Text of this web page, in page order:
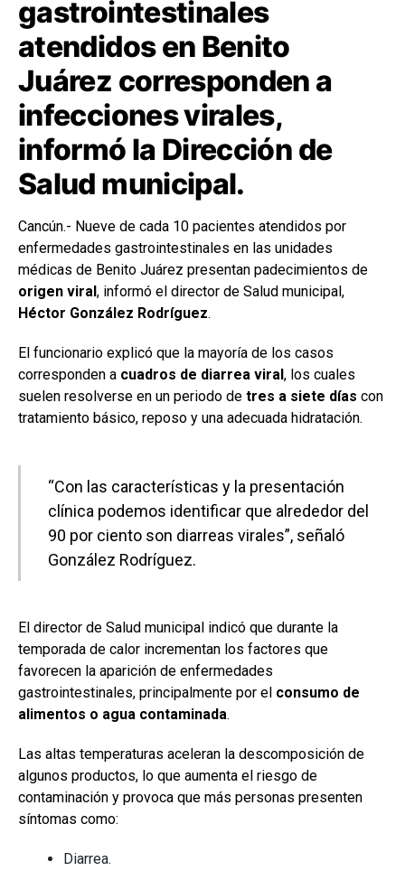
gastrointestinales
atendidos en Benito
Juárez corresponden a
infecciones virales,
informó la Dirección de
Salud municipal.
Cancún.- Nueve de cada 10 pacientes atendidos por
enfermedades gastrointestinales en las unidades
médicas de Benito Juárez presentan padecimientos de
origen viral , informó el director de Salud municipal,
Héctor González Rodríguez.
El funcionario explicó que la mayoría de los casos
corresponden a cuadros de diarrea viral , los cuales
suelen resolverse en un periodo de tres a siete días con
tratamiento básico, reposo y una adecuada hidratación.
“Con las características y la presentación
clínica podemos identificar que alrededor del
90 por ciento son diarreas virales”, señaló
González Rodríguez.
El director de Salud municipal indicó que durante la
temporada de calor incrementan los factores que
favorecen la aparición de enfermedades
gastrointestinales, principalmente por el consumo de
alimentos o agua contaminada.
Las altas temperaturas aceleran la descomposición de
algunos productos, lo que aumenta el riesgo de
contaminación y provoca que más personas presenten
síntomas como:
Diarrea.